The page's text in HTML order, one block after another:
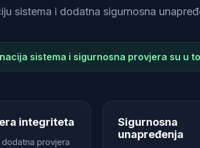
sistema i dodatna sigurnosna
sistema i sigurnosna provjera su u
integriteta
provjera
Sigurnosna
unapređenja